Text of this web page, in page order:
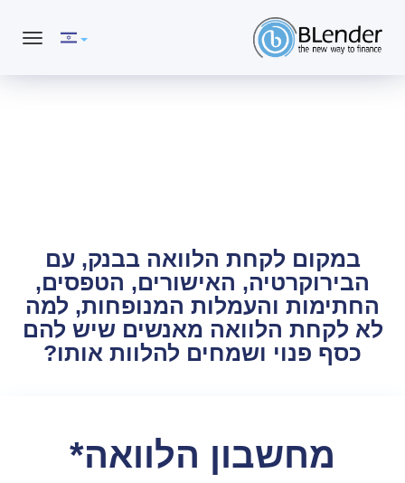
במקום לקחת הלוואה בבנק, עם
הבירוקרטיה, האישורים, הטפסים,
החתימות והעמלות המנופחות, למה
לא לקחת הלוואה מאנשים שיש להם
כסף פנוי ושמחים להלוות אותו?
מחשבון הלוואה*
לסוף
בלנדר